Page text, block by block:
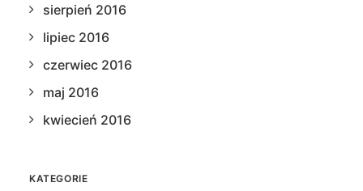
sierpień 2016
lipiec 2016
czerwiec 2016
maj 2016
kwiecień 2016
KATEGORIE